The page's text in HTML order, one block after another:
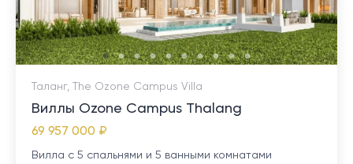
Таланг, The Ozone Campus Villa
Виллы Ozone Campus Thalang
69 957 000 ₽
Вилла с 5 спальнями и 5 ванными комнатами